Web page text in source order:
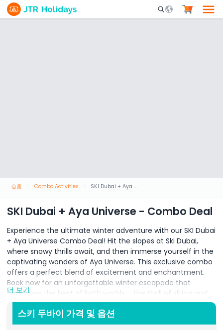
Mobile Search
홈 Combo Activities SKI Dubai + Aya Universe - Combo Deal
SKI Dubai + Aya Universe - Combo Deal
Experience the ultimate winter adventure with our SKI Dubai
+ Aya Universe Combo Deal! Hit the slopes at Ski Dubai,
where snowy thrills await, and then immerse yourself in the
captivating wonders of Aya Universe. This exclusive combo
offers a perfect blend of excitement and enchantment.
Book now for an unforgettable winter escapade that
combines the best of both worlds – the thrill of skiing and
the magical journey through Aya Universe! Don't miss out
on this extraordinary winter experience. Reserve your spot
today and create lasting memories in the heart of snowy
더 보기
스키 두바이 가격 및 옵션